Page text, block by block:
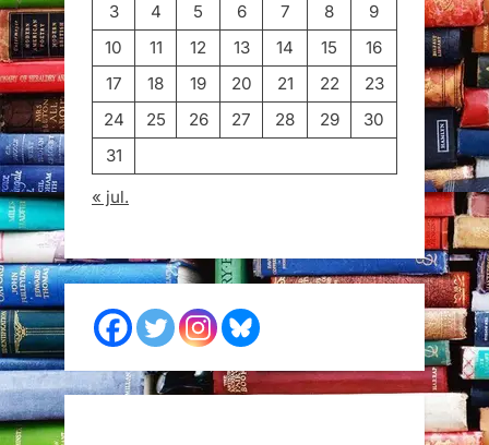
3
4 5 6 7 8
9
10
11 12 13 14 15
16
17
18 19 20 21 22
23
24
25 26 27 28 29
30
31
« jul.